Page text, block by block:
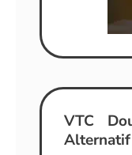
VTC
Alternatif